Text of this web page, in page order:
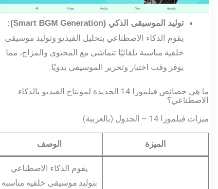
توليد الموسيقى الذكي (Smart BGM Generation):
يقوم الذكاء الاصطناعي بتحليل الفيديو وتوليد موسيقى
خلفية مناسبة تلقائيًا تتماشى مع المحتوى والمزاج، مما
يوفر وقت اختيار وتحرير الموسيقى يدويًا.
ما هي خصائص فيلمورا 14 الجديدة لمونتاج الفيديو بالذكاء
الاصطناعي؟
ميزات فيلمورا 14 – الجدول (بالعربية)
الميزة الوصف
يقوم الذكاء الاصطناعي
بتوليد موسيقى خلفية مناسبة